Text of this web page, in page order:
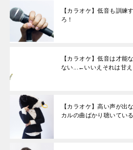
【カラオケ】低音も訓練
ろ！
【カラオケ】低音は才能
ない...←いいえそれは甘え
【カラオケ】高い声が出
カルの曲ばかり聴いてい